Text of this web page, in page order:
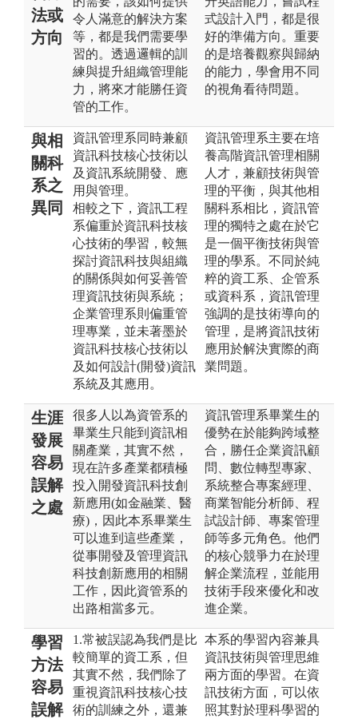
法或
方向
令人滿意的解決方案
等，都是我們需要學
習的。透過邏輯的訓
練與提升組織管理能
力，將來才能勝任資
管的工作。
式設計入門，都是很
好的準備方向。重要
的是培養觀察與歸納
的能力，學會用不同
的視角看待問題。
與相
關科
系之
異同
資訊管理系同時兼顧
資訊科技核心技術以
及資訊系統開發、應
用與管理。
相較之下，資訊工程
系偏重於資訊科技核
心技術的學習，較無
探討資訊科技與組織
的關係與如何妥善管
理資訊技術與系統；
企業管理系則偏重管
理專業，並未著墨於
資訊科技核心技術以
及如何設計(開發)資訊
系統及其應用。
資訊管理系主要在培
養高階資訊管理相關
人才，兼顧技術與管
理的平衡，與其他相
關科系相比，資訊管
理的獨特之處在於它
是一個平衡技術與管
理的學系。不同於純
粹的資工系、企管系
或資科系，資訊管理
強調的是技術導向的
管理，是將資訊技術
應用於解決實際的商
業問題。
生涯
發展
容易
誤解
之處
很多人以為資管系的
畢業生只能到資訊相
關產業，其實不然，
現在許多產業都積極
投入開發資訊科技創
新應用(如金融業、醫
療)，因此本系畢業生
可以進到這些產業，
從事開發及管理資訊
科技創新應用的相關
工作，因此資管系的
出路相當多元。
資訊管理系畢業生的
優勢在於能夠跨域整
合，勝任企業資訊顧
問、數位轉型專家、
系統整合專案經理、
商業智能分析師、程
試設計師、專案管理
師等多元角色。他們
的核心競爭力在於理
解企業流程，並能用
技術手段來優化和改
進企業。
學習
方法
容易
誤解
1.常被誤認為我們是比
較簡單的資工系，但
其實不然，我們除了
重視資訊科技核心技
術的訓練之外，還兼
本系的學習內容兼具
資訊技術與管理思維
兩方面的學習。在資
訊技術方面，可以依
照其對於理科學習的